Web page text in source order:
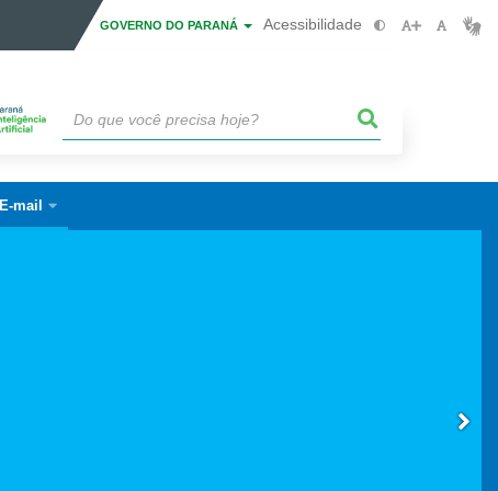
GOVERNO DO PARANÁ Acessibilidade
E-mail